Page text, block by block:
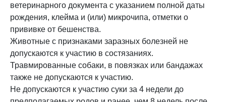
ветеринарного документа с указанием полной даты
рождения, клейма и (или) микрочипа, отметки о
прививке от бешенства.
Животные с признаками заразных болезней не
допускаются к участию в состязаниях.
Травмированные собаки, в повязках или бандажах
также не допускаются к участию.
Не допускаются к участию суки за 4 недели до